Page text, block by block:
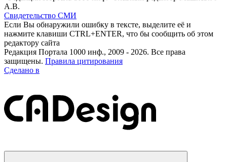
А.В.
Свидетельство СМИ
Если Вы обнаружили ошибку в тексте, выделите её и
нажмите клавиши CTRL+ENTER, что бы сообщить об этом
редактору сайта
Редакция Портала 1000 инф., 2009 - 2026. Все права
защищены. Правила цитирования
Сделано в